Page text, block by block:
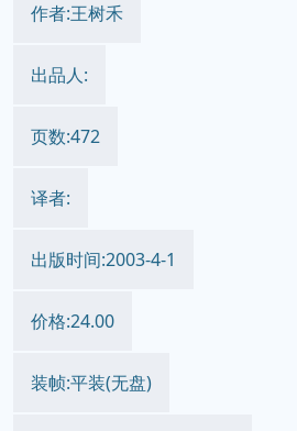
作者:王树禾
出品人:
页数:472
译者:
出版时间:2003-4-1
价格:24.00
装帧:平装(无盘)